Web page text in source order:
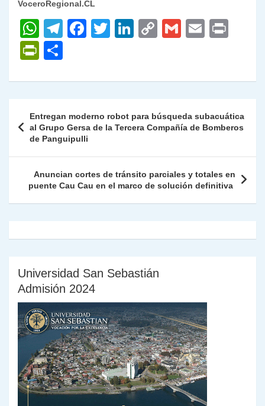
VoceroRegional.CL
W
h
at
s
p
p
T
gr
m
F
e
o
o
k
T
er
Li
e
n
C
y
n
G
l
E
l
P
nt
ie
n
dl
y
m
ar
tir
de
entradas
Entregan moderno robot para búsqueda subacuática
al Grupo Gersa de la Tercera Compañía de Bomberos
de Panguipulli
Anuncian cortes de tránsito parciales y totales en
puente Cau Cau en el marco de solución definitiva
Universidad San Sebastián
Admisión 2024